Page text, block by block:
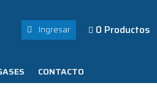
Ingresar  0 Productos
CONTACTO